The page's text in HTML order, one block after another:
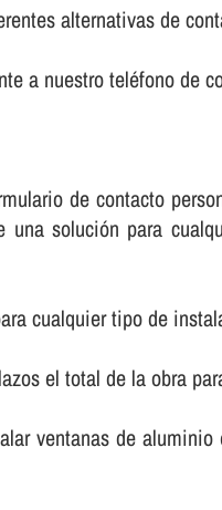
alternativas de
a nuestro teléfono de
de contacto
una solución para
cualquier tipo de
el total de la obra
ventanas de